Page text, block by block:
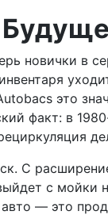
новички в
это
факт: в
С
с мойки
— это